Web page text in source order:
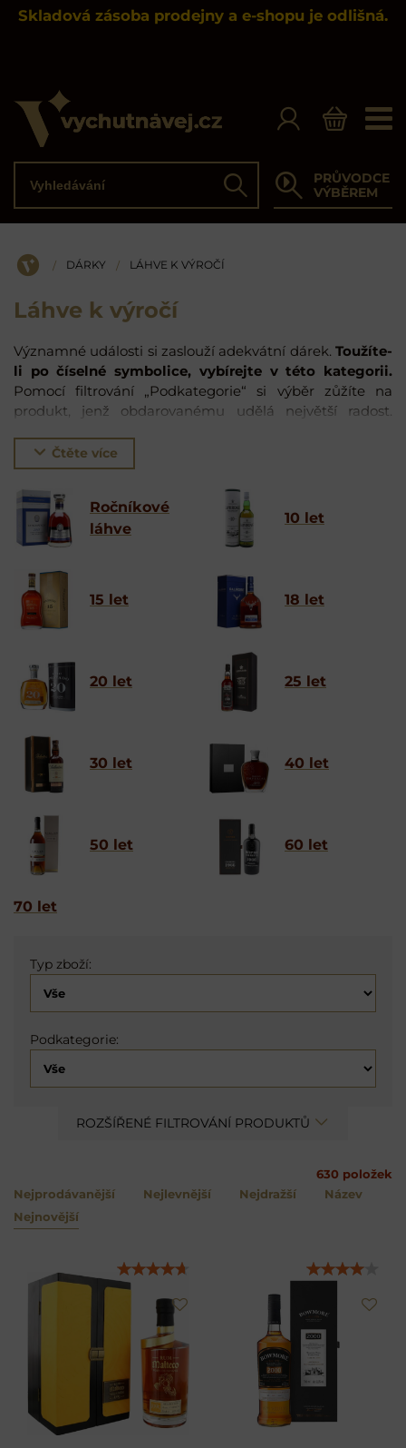
Skladová zásoba prodejny a e-shopu je odlišná.
Hledat
PRŮVODCE
VÝBĚREM
ÚVOD
/ DÁRKY / LÁHVE K VÝROČÍ
Láhve k výročí
Významné události si zaslouží adekvátní dárek. Toužíte-
li po číselné symbolice, vybírejte v této kategorii.
Pomocí filtrování „Podkategorie“ si výběr zůžíte na
produkt, jenž obdarovanému udělá největší radost.
dárkovém setu se sklenicemi, rozklikněte filtr „Dárkově
zabaleno“.
Čtěte více
Ročníkové
láhve
10 let
15 let 18 let
20 let 25 let
30 let 40 let
50 let 60 let
70 let
Typ zboží:
Podkategorie:
ROZŠÍŘENÉ FILTROVÁNÍ PRODUKTŮ
630 položek
Nejprodávanější
Nejlevnější Nejdražší
Název
Nejnovější